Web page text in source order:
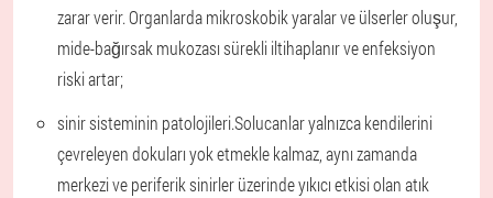
zarar verir. Organlarda mikroskobik yaralar ve ülserler oluşur,
mide-bağırsak mukozası sürekli iltihaplanır ve enfeksiyon
riski artar;
sinir sisteminin patolojileri.Solucanlar yalnızca kendilerini
çevreleyen dokuları yok etmekle kalmaz, aynı zamanda
merkezi ve periferik sinirler üzerinde yıkıcı etkisi olan atık